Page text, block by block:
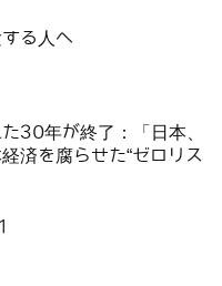
する人へ
30年が終了：「日本、
済を腐らせた“ゼロリス